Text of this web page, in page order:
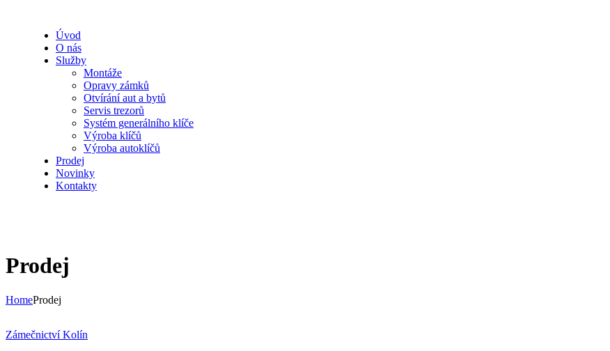
Úvod
O nás
Služby
Montáže
Opravy zámků
Otvírání aut a bytů
Servis trezorů
Systém generálního klíče
Výroba klíčů
Výroba autoklíčů
Prodej
Novinky
Kontakty
Prodej
HomeProdej
Zámečnictví Kolín